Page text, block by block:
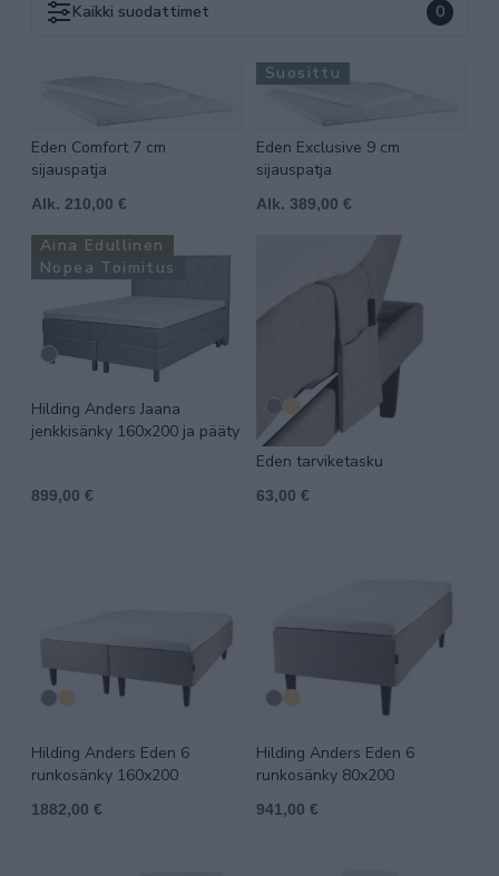
Kaikki suodattimet 0
Eden Comfort 7 cm
sijauspatja
Alk. 210,00 €
Suosittu
Eden Exclusive 9 cm
sijauspatja
Alk. 389,00 €
Aina Edullinen
Nopea Toimitus
Hilding Anders Jaana
jenkkisänky 160x200 ja pääty
899,00 €
Eden tarviketasku
63,00 €
Hilding Anders Eden 6
runkosänky 160x200
1882,00 €
Hilding Anders Eden 6
runkosänky 80x200
941,00 €